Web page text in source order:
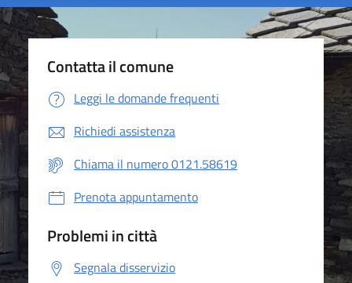
Contatta il comune
Leggi le domande frequenti
Richiedi assistenza
Chiama il numero 0121.58619
Prenota appuntamento
Problemi in città
Segnala disservizio